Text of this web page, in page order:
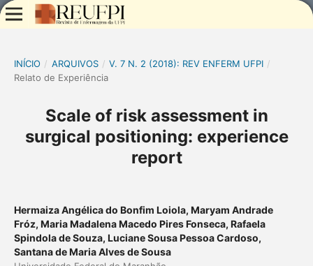
INÍCIO / ARQUIVOS / V. 7 N. 2 (2018): REV ENFERM UFPI /
Relato de Experiência
Scale of risk assessment in
surgical positioning: experience
report
Hermaiza Angélica do Bonfim Loiola, Maryam Andrade
Fróz, Maria Madalena Macedo Pires Fonseca, Rafaela
Spindola de Souza, Luciane Sousa Pessoa Cardoso,
Santana de Maria Alves de Sousa